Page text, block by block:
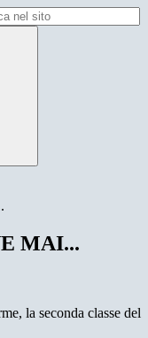
MAI...
la seconda classe del